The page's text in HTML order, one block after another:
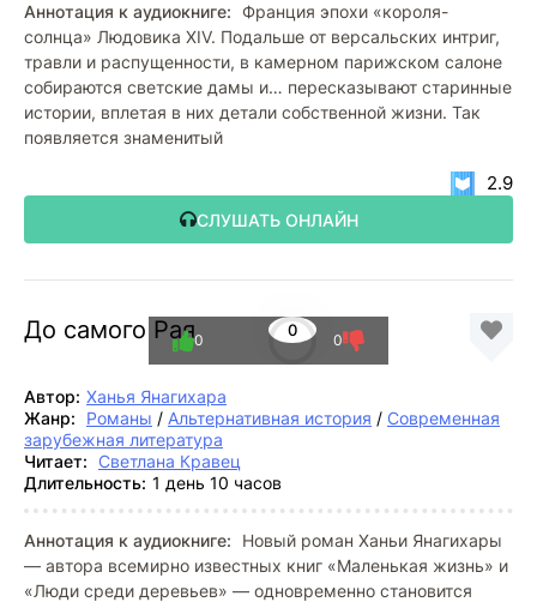
Аннотация к аудиокниге:
Франция эпохи «короля-
солнца» Людовика XIV. Подальше от версальских интриг,
травли и распущенности, в камерном парижском салоне
собираются светские дамы и… пересказывают старинные
истории, вплетая в них детали собственной жизни. Так
появляется знаменитый
СЛУШАТЬ ОНЛАЙН
2.9
До самого Рая 0
0 0
Автор: Ханья Янагихара
Жанр:
Романы / Альтернативная история / Современная
зарубежная литература
Читает: Светлана Кравец
Длительность: 1 день 10 часов
Аннотация к аудиокниге:
Новый роман Ханьи Янагихары
— автора всемирно известных книг «Маленькая жизнь» и
«Люди среди деревьев» — одновременно становится